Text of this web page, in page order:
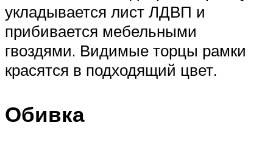
укладывается лист ЛДВП и
прибивается мебельными
гвоздями. Видимые торцы рамки
красятся в подходящий цвет.
Обивка